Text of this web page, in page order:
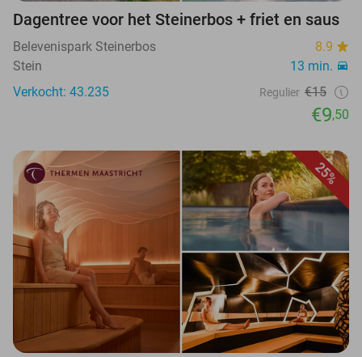
Dagentree voor het Steinerbos + friet en saus
Belevenispark Steinerbos
8.9
Stein
13 min.
Verkocht: 43.235
Regulier €15
€9,50
25%